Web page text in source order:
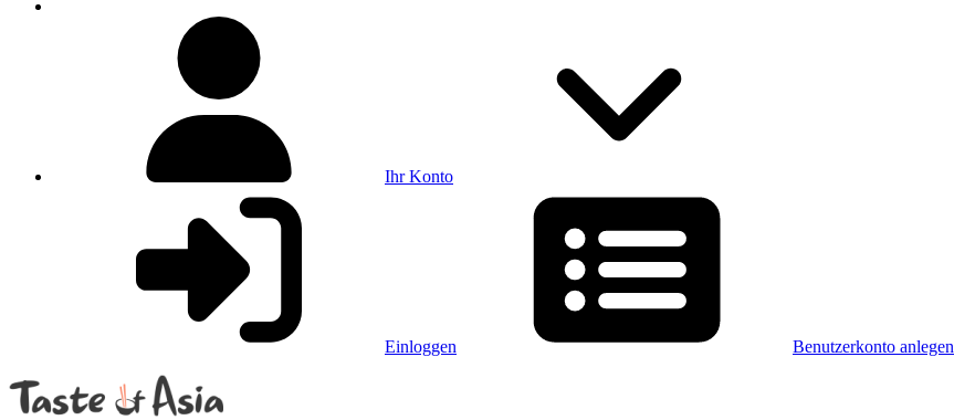
Ihr Konto
Einloggen Benutzerkonto anlegen